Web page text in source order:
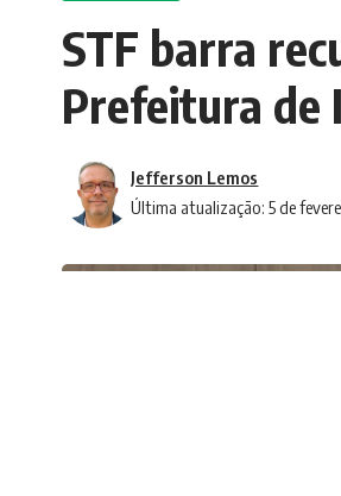
STF barra
Prefeitura de
Última atualização: 5 de
Jefferson Lemos